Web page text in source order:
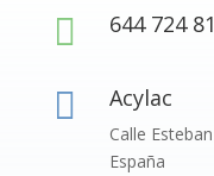
 644 724
 Acylac
Calle
España